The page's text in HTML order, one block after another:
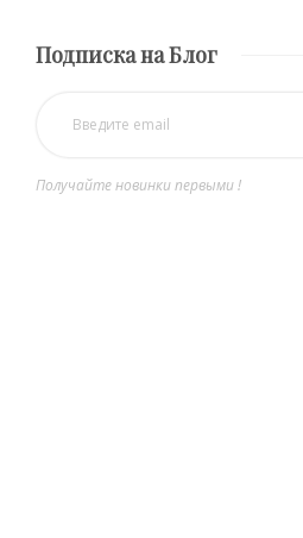
Подписка на Блог
Получайте новинки первыми !